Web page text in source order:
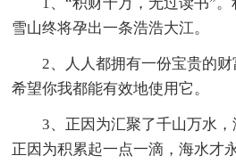
雪山终将孕出一条浩浩大江。
2、人人都拥有一份宝贵的财
希望你我都能有效地使用它。
3、正因为汇聚了千山万水，
正因为积累起一点一滴，海水才